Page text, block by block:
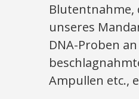
Blutentnahme,
unseres
DNA-Proben
Ampullen etc.,